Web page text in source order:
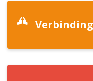
Verbinding